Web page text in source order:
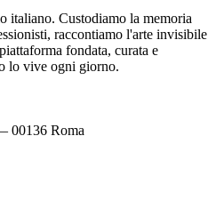
italiano. Custodiamo la memoria
raccontiamo l'arte invisibile
fondata, curata e
lo vive ogni giorno.
00136 Roma